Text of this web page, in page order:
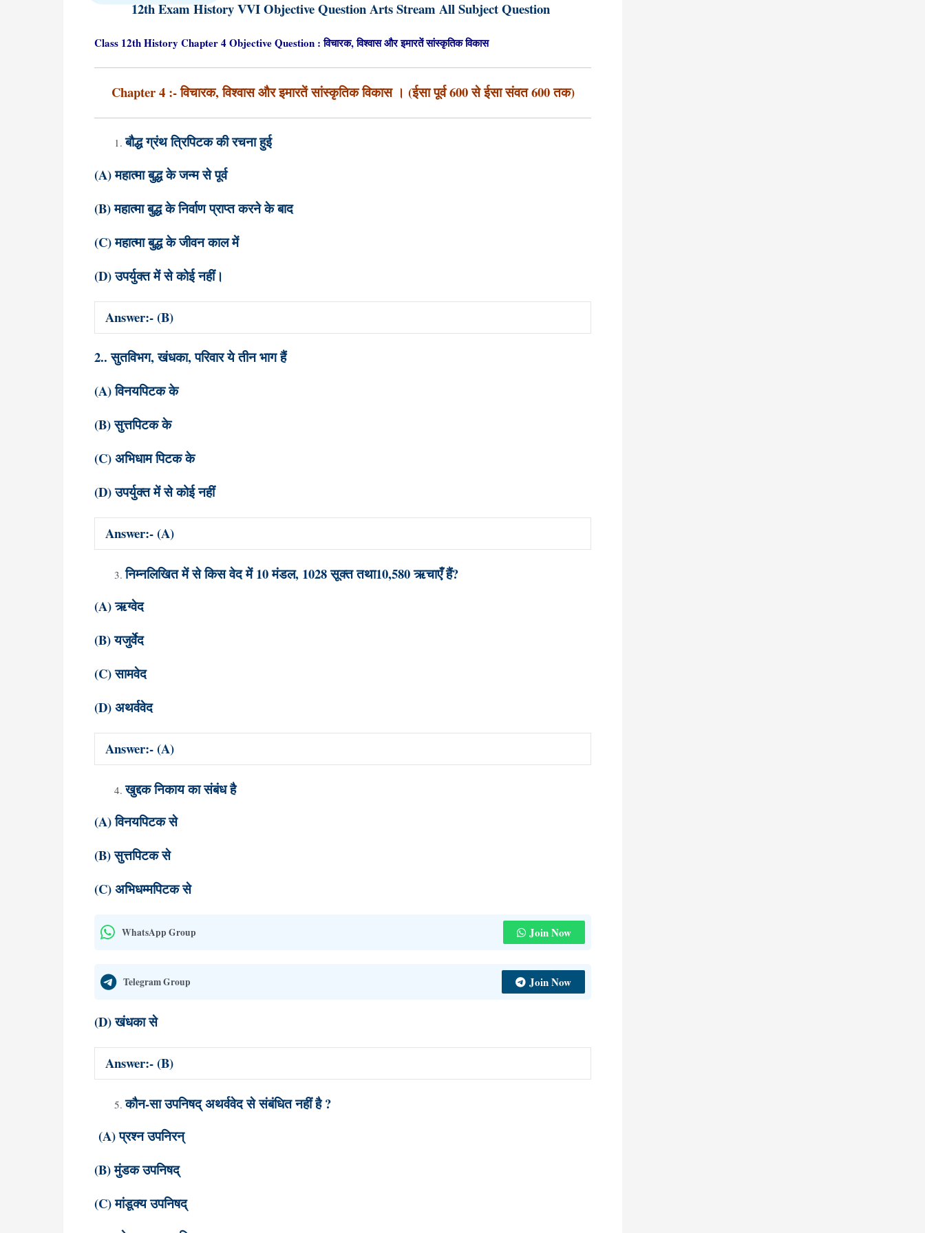
12th Exam History VVI Objective Question Arts Stream All Subject Question
Class 12th History Chapter 4 Objective Question : विचारक, विश्वास और इमारतें सांस्कृतिक विकास
Chapter 4 :- विचारक, विश्वास और इमारतें सांस्कृतिक विकास । (ईसा पूर्व 600 से ईसा संवत 600 तक)
बौद्ध ग्रंथ त्रिपिटक की रचना हुई
(A) महात्मा बुद्ध के जन्म से पूर्व
(B) महात्मा बुद्ध के निर्वाण प्राप्त करने के बाद
(C) महात्मा बुद्ध के जीवन काल में
(D) उपर्युक्त में से कोई नहीं।
Answer:- (B)
2.. सुतविभग, खंधका, परिवार ये तीन भाग हैं
(A) विनयपिटक के
(B) सुत्तपिटक के
(C) अभिधाम पिटक के
(D) उपर्युक्त में से कोई नहीं
Answer:- (A)
निम्नलिखित में से किस वेद में 10 मंडल, 1028 सूक्त तथा10,580 ऋचाएँ हैं?
(A) ऋग्वेद
(B) यजुर्वेद
(C) सामवेद
(D) अथर्ववेद
Answer:- (A)
खुद्दक निकाय का संबंध है
(A) विनयपिटक से
(B) सुत्तपिटक से
(C) अभिधम्मपिटक से
WhatsApp Group Join Now
Telegram Group Join Now
(D) खंधका से
Answer:- (B)
कौन-सा उपनिषद् अथर्ववेद से संबंधित नहीं है ?
(A) प्रश्न उपनिरन्
(B) मुंडक उपनिषद्
(C) मांडूक्य उपनिषद्